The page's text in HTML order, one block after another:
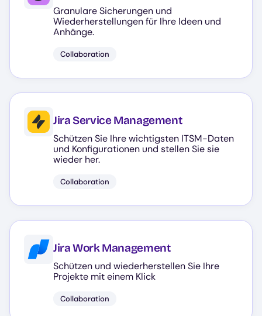
Granulare Sicherungen und
Wiederherstellungen für Ihre Ideen und
Anhänge.
Collaboration
Jira Service Management
Schützen Sie Ihre wichtigsten ITSM-Daten
und Konfigurationen und stellen Sie sie
wieder her.
Collaboration
Jira Work Management
Schützen und wiederherstellen Sie Ihre
Projekte mit einem Klick
Collaboration